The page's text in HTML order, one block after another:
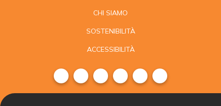
CHI SIAMO
SOSTENIBILITÀ
ACCESSIBILITÀ